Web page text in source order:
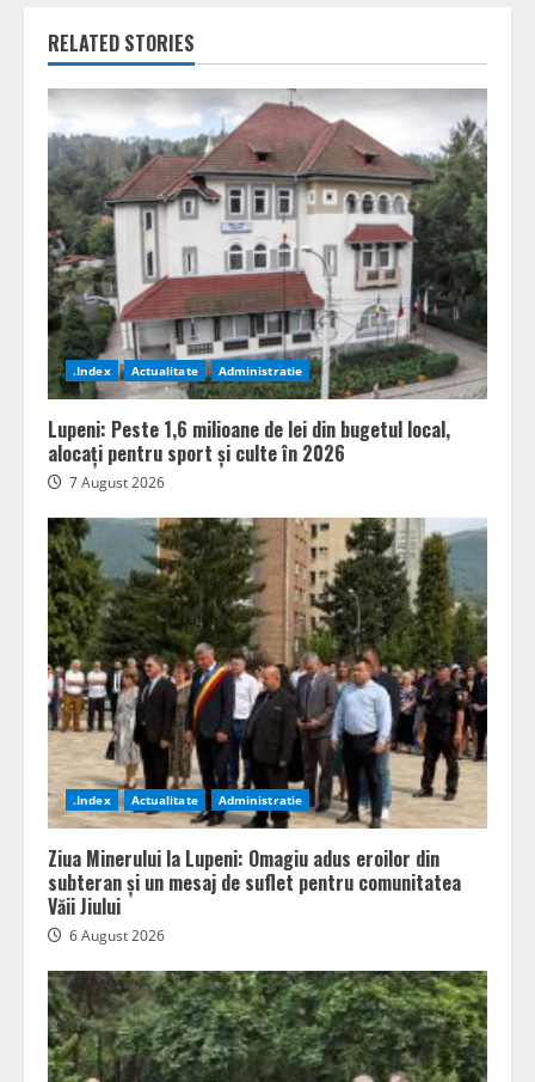
RELATED STORIES
.Index Actualitate Administratie
Lupeni: Peste 1,6 milioane de lei din bugetul local,
alocați pentru sport și culte în 2026
7 August 2026
.Index Actualitate Administratie
Ziua Minerului la Lupeni: Omagiu adus eroilor din
subteran și un mesaj de suflet pentru comunitatea
Văii Jiului
6 August 2026